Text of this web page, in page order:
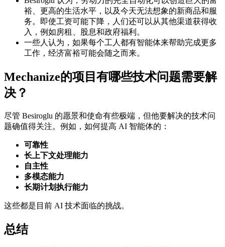
裕、更高的生活水平，以及今天无法想象的新商品和服
务。即使工资可能下降，人们还可以从其他渠道获得收
入，例如房租、股息和政府福利。
一些人认为，如果每个工人都有智能体来帮助完成更多
工作，经济富裕可能会随之而来。
Mechanize的项目有哪些技术问题需要解
决？
尽管 Besiroglu 的愿景和使命有些极端，但他要解决的技术问
题确值得关注。例如，如何提高 AI 智能体的：
可靠性
长上下文处理能力
自主性
多模态能力
长期计划执行能力
这些都是目前 AI 技术面临的挑战。
总结